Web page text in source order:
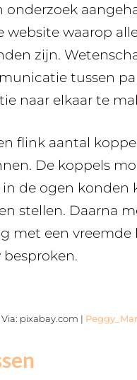
website waarop
zijn.
tussen
naar elkaar te
flink aantal
De koppels
de ogen konden
stellen. Daarna
met een
Via: pixabay.com |